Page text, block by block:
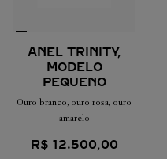
ANEL TRINITY,
MODELO
PEQUENO
Ouro branco, ouro rosa, ouro
amarelo
R$ 12.500,00